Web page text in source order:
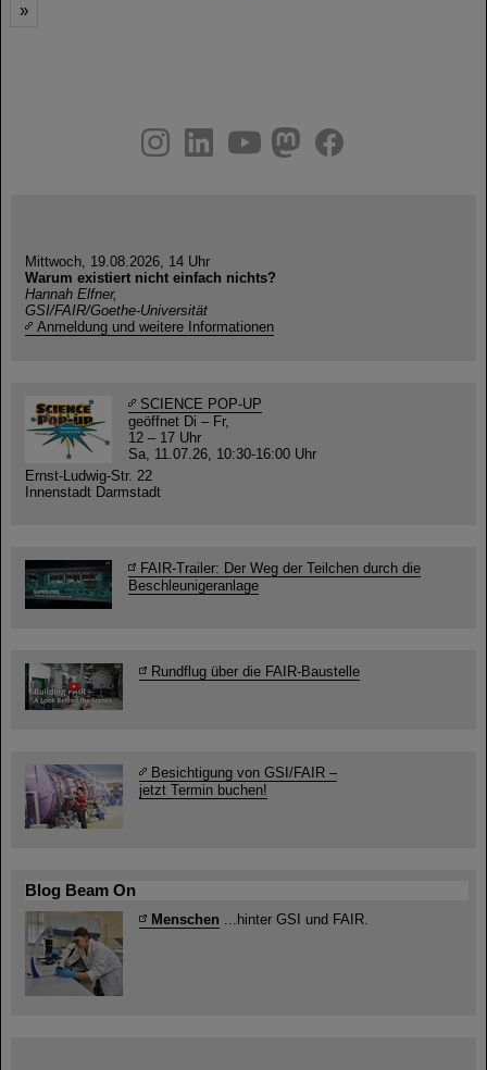
»
youtube
helmholtz.social
facebook
Mittwoch, 19.08.2026, 14 Uhr
Warum existiert nicht einfach nichts?
Hannah Elfner,
GSI/FAIR/Goethe-Universität
Anmeldung und weitere Informationen
SCIENCE POP-UP
geöffnet Di – Fr,
12 – 17 Uhr
Sa, 11.07.26, 10:30-16:00 Uhr
Ernst-Ludwig-Str. 22
Innenstadt Darmstadt
FAIR-Trailer: Der Weg der Teilchen durch die
Beschleunigeranlage
Rundflug über die FAIR-Baustelle
Besichtigung von GSI/FAIR –
jetzt Termin buchen!
Blog Beam On
Menschen ...hinter GSI und FAIR.